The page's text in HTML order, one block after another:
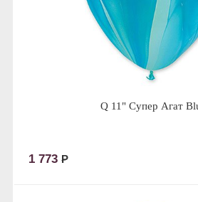
Q 11" Супер Агат
1 773 Р